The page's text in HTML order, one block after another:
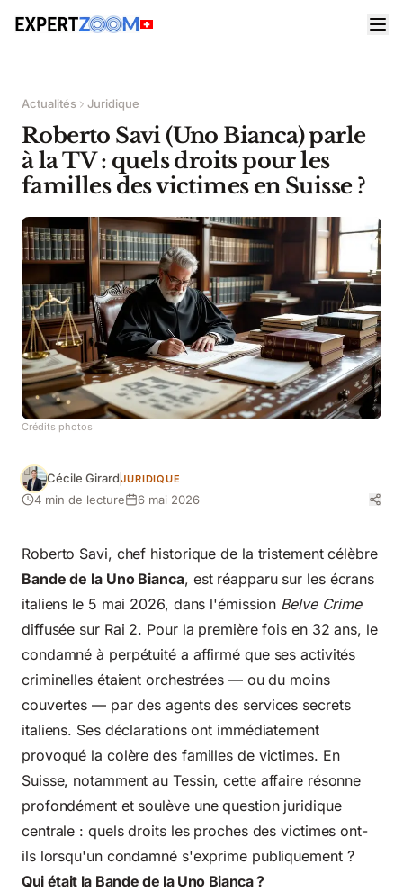
Actualités Juridique
Roberto Savi (Uno Bianca) parle
à la TV : quels droits pour les
familles des victimes en Suisse ?
Crédits photos
Cécile GirardJURIDIQUE
4 min de lecture 6 mai 2026
Roberto Savi, chef historique de la tristement célèbre
Bande de la Uno Bianca, est réapparu sur les écrans
italiens le 5 mai 2026, dans l'émission Belve Crime
diffusée sur Rai 2. Pour la première fois en 32 ans, le
condamné à perpétuité a affirmé que ses activités
criminelles étaient orchestrées — ou du moins
couvertes — par des agents des services secrets
italiens. Ses déclarations ont immédiatement
provoqué la colère des familles de victimes. En
Suisse, notamment au Tessin, cette affaire résonne
profondément et soulève une question juridique
centrale : quels droits les proches des victimes ont-
ils lorsqu'un condamné s'exprime publiquement ?
Qui était la Bande de la Uno Bianca ?